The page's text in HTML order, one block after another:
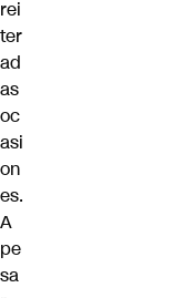
rei
ter
ad
as
oc
asi
on
es.
A
pe
sa